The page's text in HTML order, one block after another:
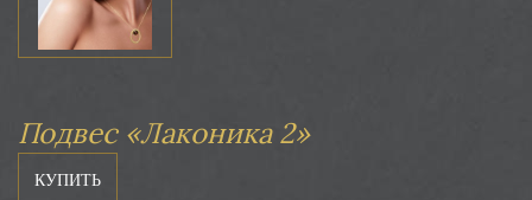
Подвес «Лаконика 2»
КУПИТЬ